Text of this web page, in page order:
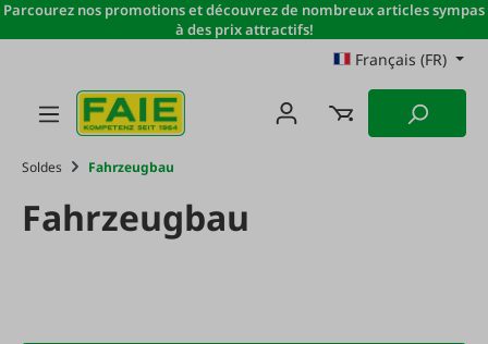
Passer au contenu principal
Parcourez nos promotions et découvrez de nombreux articles sympas
à des prix attractifs!
Français (FR)
Soldes Fahrzeugbau
Fahrzeugbau